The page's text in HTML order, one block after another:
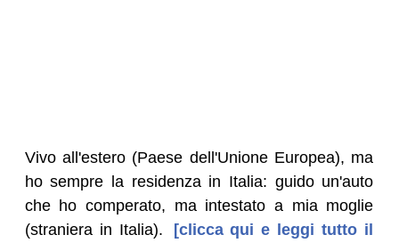
Vivo all'estero (Paese dell'Unione Europea), ma
ho sempre la residenza in Italia: guido un'auto
che ho comperato, ma intestato a mia moglie
(straniera in Italia).
[clicca qui e leggi tutto il